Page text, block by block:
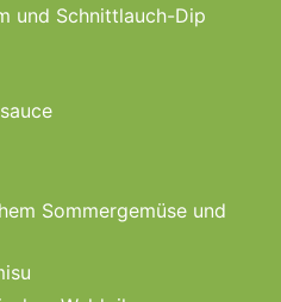
und Schnittlauch-Dip
Sommergemüse und